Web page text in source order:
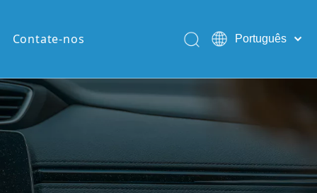
Contate-nos
Português
Pусский